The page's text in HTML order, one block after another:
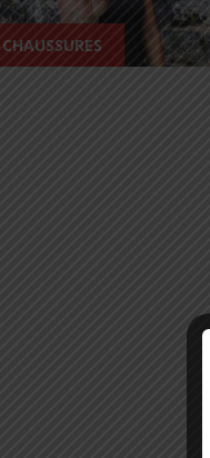
CHAUSSURES